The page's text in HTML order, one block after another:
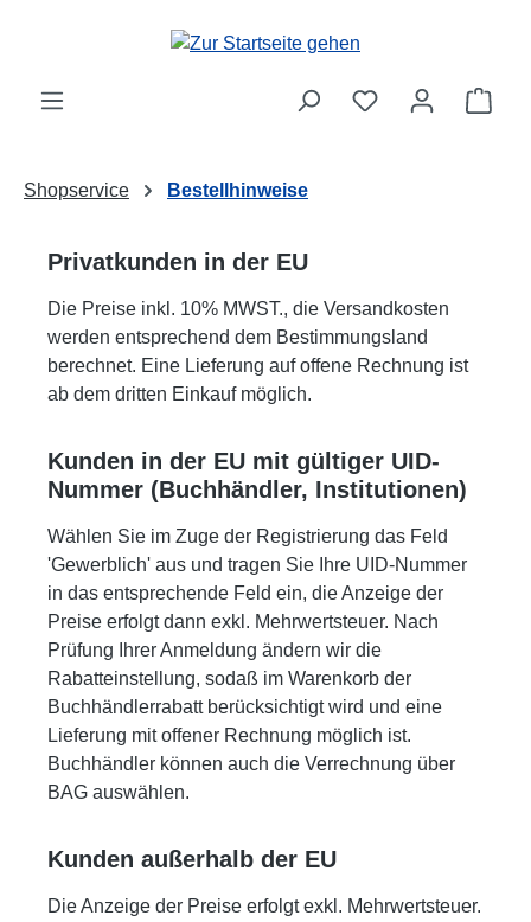
Zum Hauptinhalt springen
Shopservice Bestellhinweise
Privatkunden in der EU
Die Preise inkl. 10% MWST., die Versandkosten
werden entsprechend dem Bestimmungsland
berechnet. Eine Lieferung auf offene Rechnung ist
ab dem dritten Einkauf möglich.
Kunden in der EU mit gültiger UID-
Nummer (Buchhändler, Institutionen)
Wählen Sie im Zuge der Registrierung das Feld
'Gewerblich' aus und tragen Sie Ihre UID-Nummer
in das entsprechende Feld ein, die Anzeige der
Preise erfolgt dann exkl. Mehrwertsteuer. Nach
Prüfung Ihrer Anmeldung ändern wir die
Rabatteinstellung, sodaß im Warenkorb der
Buchhändlerrabatt berücksichtigt wird und eine
Lieferung mit offener Rechnung möglich ist.
Buchhändler können auch die Verrechnung über
BAG auswählen.
Kunden außerhalb der EU
Die Anzeige der Preise erfolgt exkl. Mehrwertsteuer.